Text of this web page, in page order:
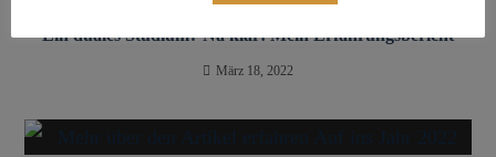
Ein duales Studium? Na klar! Mein Erfahrungsbericht
März 18, 2022